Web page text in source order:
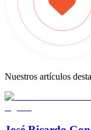
Nuestros artículos